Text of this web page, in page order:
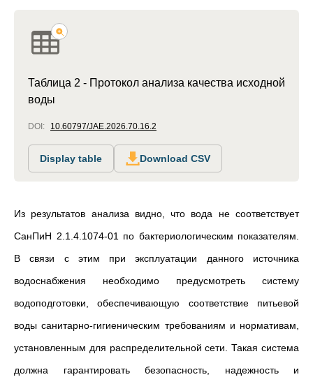
Таблица 2 - Протокол анализа качества исходной
воды
DOI: 10.60797/JAE.2026.70.16.2
Display table Download CSV
Из результатов анализа видно, что вода не соответствует
СанПиН 2.1.4.1074-01 по бактериологическим показателям.
В связи с этим при эксплуатации данного источника
водоснабжения необходимо предусмотреть систему
водоподготовки, обеспечивающую соответствие питьевой
воды санитарно-гигиеническим требованиям и нормативам,
установленным для распределительной сети. Такая система
должна гарантировать безопасность, надежность и